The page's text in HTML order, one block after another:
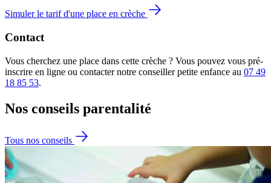
Simuler le tarif d'une place en crèche
Contact
Vous cherchez une place dans cette crèche ? Vous pouvez vous pré-
inscrire en ligne ou contacter notre conseiller petite enfance au 07 49
18 85 53.
Nos conseils parentalité
Tous nos conseils